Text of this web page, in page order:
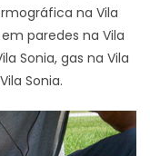
na Vila
paredes na Vila
Sonia, gas na Vila
Sonia.